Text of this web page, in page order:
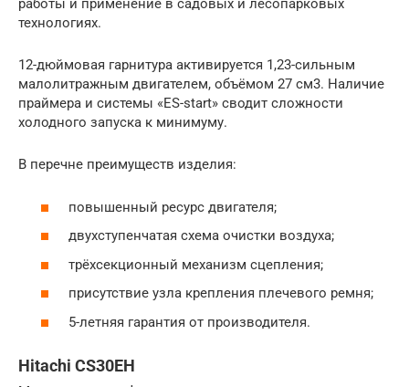
работы и применение в садовых и лесопарковых
технологиях.
12-дюймовая гарнитура активируется 1,23-сильным
малолитражным двигателем, объёмом 27 см3. Наличие
праймера и системы «ES-start» сводит сложности
холодного запуска к минимуму.
В перечне преимуществ изделия:
повышенный ресурс двигателя;
двухступенчатая схема очистки воздуха;
трёхсекционный механизм сцепления;
присутствие узла крепления плечевого ремня;
5-летняя гарантия от производителя.
Hitachi CS30EH